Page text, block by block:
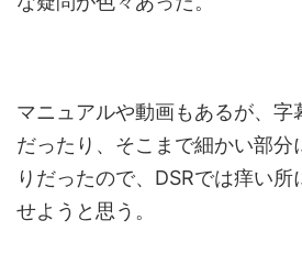
マニュアルや動画もあるが、字
だったり、そこまで細かい部分
りだったので、DSRでは痒い
せようと思う。